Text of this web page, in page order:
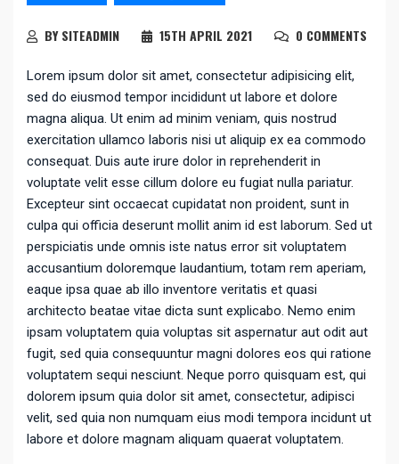
BY SITEADMIN 15TH APRIL 2021 0 COMMENTS
Lorem ipsum dolor sit amet, consectetur adipisicing elit,
sed do eiusmod tempor incididunt ut labore et dolore
magna aliqua. Ut enim ad minim veniam, quis nostrud
exercitation ullamco laboris nisi ut aliquip ex ea commodo
consequat. Duis aute irure dolor in reprehenderit in
voluptate velit esse cillum dolore eu fugiat nulla pariatur.
Excepteur sint occaecat cupidatat non proident, sunt in
culpa qui officia deserunt mollit anim id est laborum. Sed ut
perspiciatis unde omnis iste natus error sit voluptatem
accusantium doloremque laudantium, totam rem aperiam,
eaque ipsa quae ab illo inventore veritatis et quasi
architecto beatae vitae dicta sunt explicabo. Nemo enim
ipsam voluptatem quia voluptas sit aspernatur aut odit aut
fugit, sed quia consequuntur magni dolores eos qui ratione
voluptatem sequi nesciunt. Neque porro quisquam est, qui
dolorem ipsum quia dolor sit amet, consectetur, adipisci
velit, sed quia non numquam eius modi tempora incidunt ut
labore et dolore magnam aliquam quaerat voluptatem.